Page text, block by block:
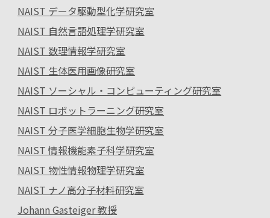
NAIST データ駆動型化学研究室
NAIST 自然言語処理学研究室
NAIST 数理情報学研究室
NAIST 生体医用画像研究室
NAIST ソーシャル・コンピューティング研究室
NAIST ロボットラーニング研究室
NAIST 分子医学細胞生物学研究室
NAIST 情報機能素子科学研究室
NAIST 物性情報物理学研究室
NAIST ナノ高分子材料研究室
Johann Gasteiger 教授